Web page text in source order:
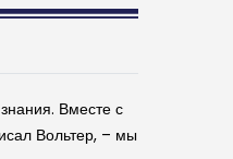
Вместе с
Вольтер, – мы